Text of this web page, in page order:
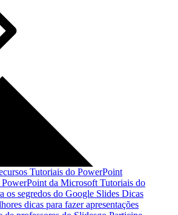
Tutoriais do PowerPoint
da Microsoft Tutoriais do
os segredos do Google Slides Dicas
dicas para fazer apresentações